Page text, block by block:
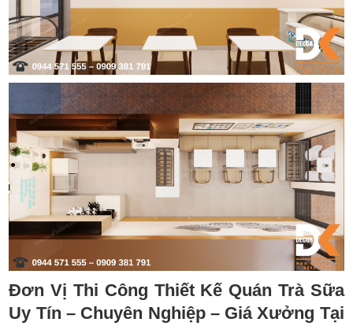
Đơn Vị Thi Công Thiết Kế Quán Trà Sữa
Uy Tín – Chuyên Nghiệp – Giá Xưởng Tại